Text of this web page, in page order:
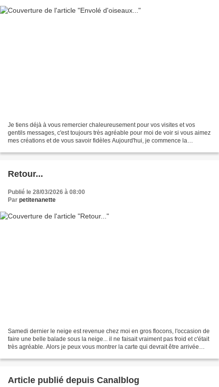
Je tiens déjà à vous remercier chaleureusement pour vos visites et vos
gentils messages, c'est toujours très agréable pour moi de voir si vous aimez
mes créations et de vous savoir fidèles Aujourd'hui, je commence la
Retour...
Publié le 28/03/2026 à 08:00
Par petitenanette
Samedi dernier le neige est revenue chez moi en gros flocons, l'occasion de
faire une belle balade sous la neige... il ne faisait vraiment pas froid et c'était
très agréable. Alors je peux vous montrer la carte qui devrait être arrivée
Article publié depuis Canalblog